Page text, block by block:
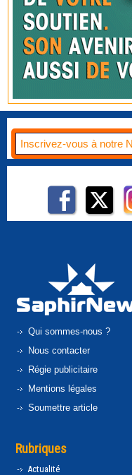
Qui sommes-nous ?
Nous contacter
Régie publicitaire
Mentions légales
Soumettre article
Rubriques
Actualité